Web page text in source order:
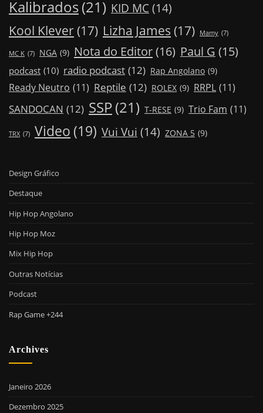
Kalibrados(21) KID MC (14)
Kool Klever (17) Lizha James (17) Mamy (7)
MC K (7) NGA (9) Nota do Editor(16) Paul G (15)
podcast (10) radio podcast (12) Rap Angolano (9)
Ready Neutro (11) Reptile (12) ROLEX (9) RRPL (11)
SANDOCAN (12) SSP(21) T-RESE (9) Trio Fam (11)
TRX (7) Video (19) Vui Vui (14) ZONA 5 (9)
Design Gráfico
Destaque
Hip Hop Angolano
Hip Hop Moz
Mix Hip Hop
Outras Notícias
Podcast
Rap Game +244
Archives
Janeiro 2026
Dezembro 2025